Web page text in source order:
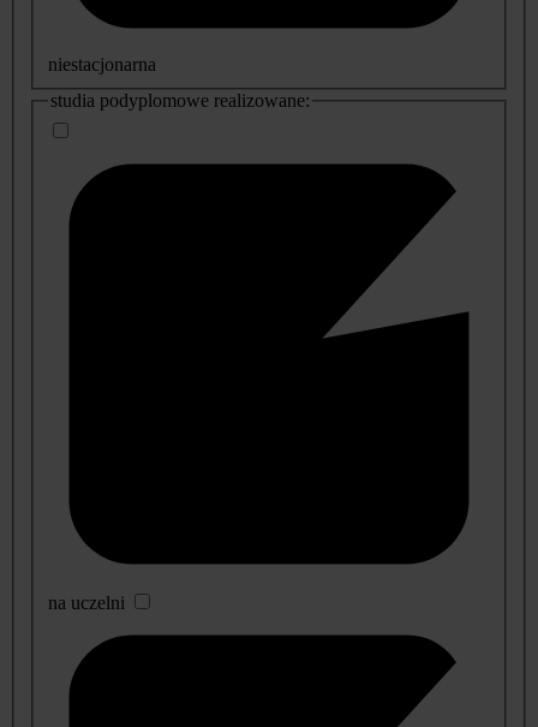
niestacjonarna
studia podyplomowe realizowane:
na uczelni